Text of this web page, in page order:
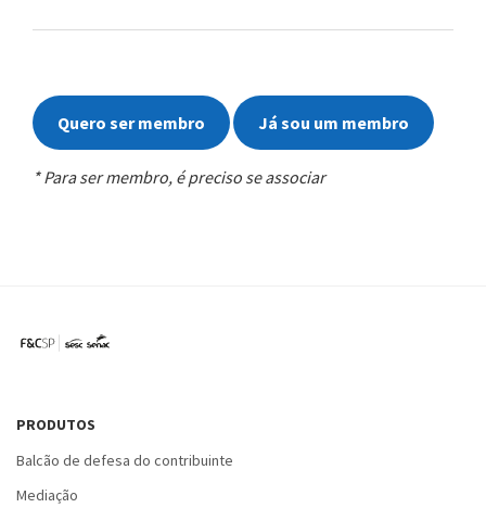
Quero ser membro Já sou um membro
* Para ser membro, é preciso se associar
PRODUTOS
Balcão de defesa do contribuinte
Mediação